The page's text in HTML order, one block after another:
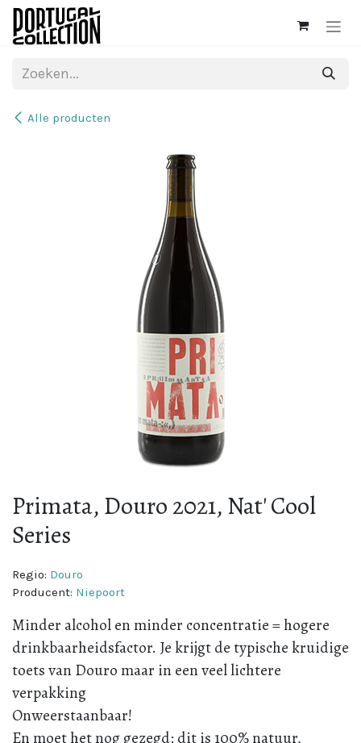
Overslaan naar inhoud
Alle producten
Primata, Douro 2021, Nat' Cool
Series
Regio: Douro
Producent: Niepoort
Minder alcohol en minder concentratie = hogere
drinkbaarheidsfactor. Je krijgt de typische kruidige
toets van Douro maar in een veel lichtere
verpakking
Onweerstaanbaar!
En moet het nog gezegd: dit is 100% natuur,